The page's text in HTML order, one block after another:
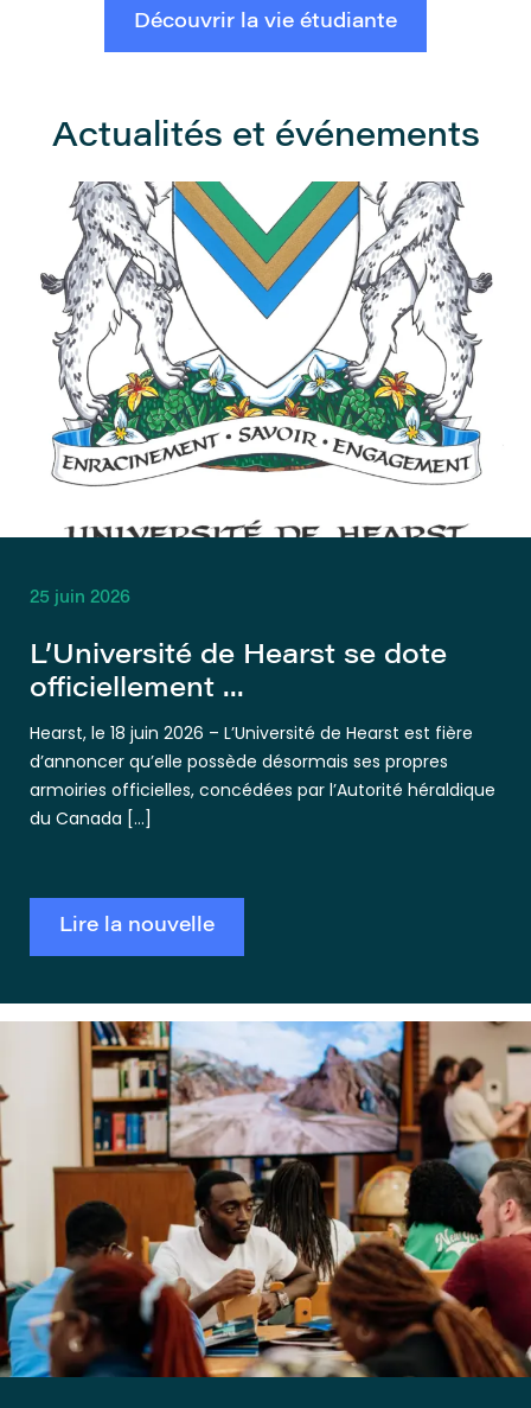
Découvrir la vie étudiante
Actualités et événements
25 juin 2026
L’Université de Hearst se dote
officiellement ...
Hearst, le 18 juin 2026 – L’Université de Hearst est fière
d’annoncer qu’elle possède désormais ses propres
armoiries officielles, concédées par l’Autorité héraldique
du Canada […]
Lire la nouvelle